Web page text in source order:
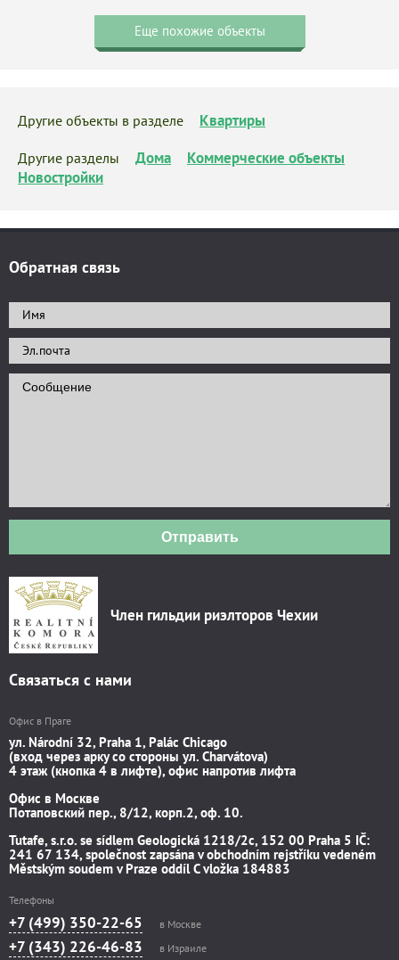
Еще похожие объекты
Другие объекты в разделе Квартиры
Другие разделы Дома
Коммерческие объекты
Новостройки
Обратная связь
Отправить
Член гильдии риэлторов Чехии
Связаться с нами
Офис в Праге
ул. Národní 32, Praha 1, Palác Chicago
(вход через арку со стороны ул. Charvátova)
4 этаж (кнопка 4 в лифте), офис напротив лифта
Офис в Москве
Потаповский пер., 8/12, корп.2, оф. 10.
Tutafe, s.r.o. se sídlem Geologická 1218/2c, 152 00 Praha 5 IČ:
241 67 134, společnost zapsána v obchodním rejstříku vedeném
Městským soudem v Praze oddíl C vložka 184883
Телефоны
+7 (499) 350-22-65 в Москве
+7 (343) 226-46-83 в Израиле